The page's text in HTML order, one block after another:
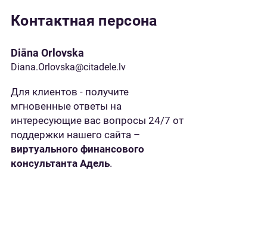
Контактная персона
Diāna Orlovska
Diana.Orlovska@citadele.lv
Для клиентов - получите
мгновенные ответы на
интересующие вас вопросы 24/7 от
поддержки нашего сайта –
виртуального финансового
консультанта Адель.